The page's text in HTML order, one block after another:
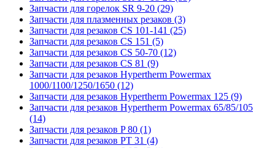
Запчасти для горелок SR 9-20 (29)
Запчасти для плазменных резаков (3)
Запчасти для резаков CS 101-141 (25)
Запчасти для резаков CS 151 (5)
Запчасти для резаков CS 50-70 (12)
Запчасти для резаков CS 81 (9)
Запчасти для резаков Hypertherm Powermax
1000/1100/1250/1650 (12)
Запчасти для резаков Hypertherm Powermax 125 (9)
Запчасти для резаков Hypertherm Powermax 65/85/105
(14)
Запчасти для резаков P 80 (1)
Запчасти для резаков PT 31 (4)